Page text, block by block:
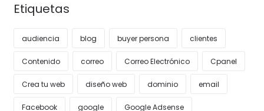
Etiquetas
audiencia blog buyer persona clientes
Contenido correo Correo Electrónico Cpanel
Crea tu web diseño web dominio email
Facebook google Google Adsense